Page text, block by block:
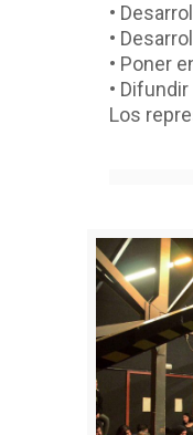
•
•
• Poner
•
Los